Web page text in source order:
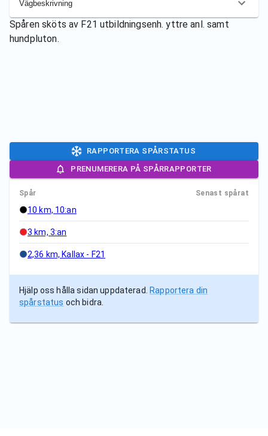
Vägbeskrivning
Spåren sköts av F21 utbildningsenh. yttre anl. samt
hundpluton.
RAPPORTERA SPÅRSTATUS
PRENUMERERA PÅ SPÅRRAPPORTER
Spår Senast spårat
10 km, 10:an
3 km, 3:an
2,36 km, Kallax - F21
Hjälp oss hålla sidan uppdaterad.
Rapportera din
spårstatus och bidra.